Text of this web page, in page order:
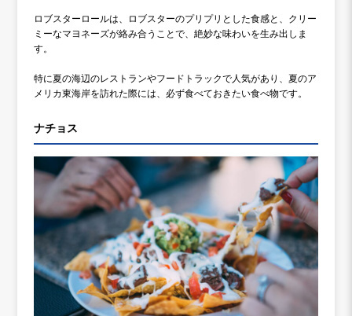
ロブスターロールは、ロブスターのプリプリとした食感と、クリー
ミーなマヨネーズが絡み合うことで、絶妙な味わいを生み出しま
す。
特に夏の海辺のレストランやフードトラックで人気があり、夏のア
メリカ東海岸を訪れた際には、必ず食べておきたい食べ物です。
ナチョス